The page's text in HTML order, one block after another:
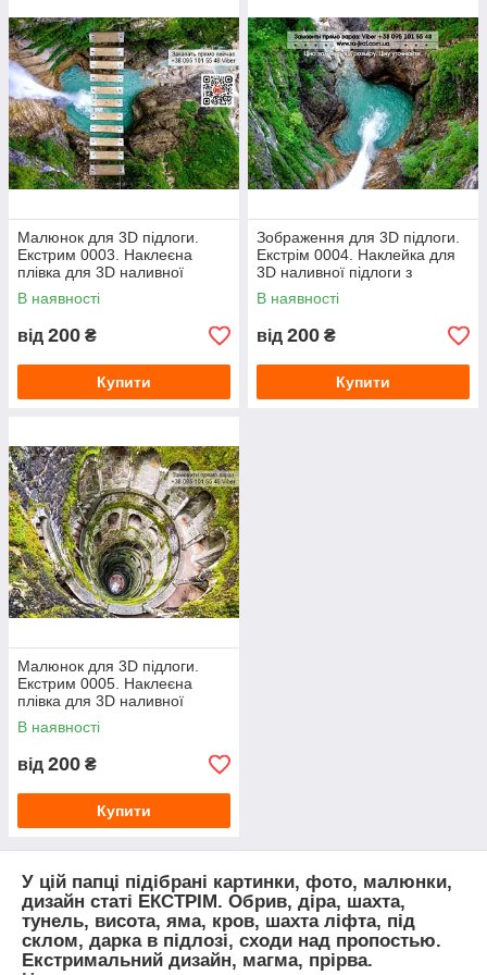
Малюнок для 3D підлоги.
Екстрим 0003. Наклеєна
плівка для 3D наливної
підлоги з фото малюнком.
Бездна, містик
В наявності
від 200 ₴
Купити
Зображення для 3D підлоги.
Екстрім 0004. Наклейка для
3D наливної підлоги з
малюнком. Каньйон,
водоспад, висота
В наявності
від 200 ₴
Купити
Малюнок для 3D підлоги.
Екстрим 0005. Наклеєна
плівка для 3D наливної
підлоги з фото малюнком.
Бездна, тунель
В наявності
від 200 ₴
Купити
У цій папці підібрані картинки, фото, малюнки,
дизайн статі ЕКСТРІМ. Обрив, діра, шахта,
тунель, висота, яма, кров, шахта ліфта, під
склом, дарка в підлозі, сходи над пропостью.
Екстримальний дизайн, магма, прірва.